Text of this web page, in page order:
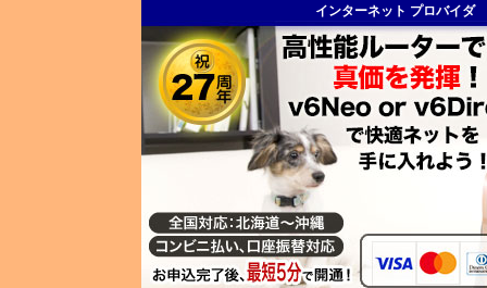
インターネット プロバイダ